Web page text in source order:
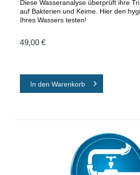
Diese Wasseranalyse überprüft ihre
auf Bakterien und Keime. Hier den
Ihres Wassers testen!
49,00 €
In den Warenkorb